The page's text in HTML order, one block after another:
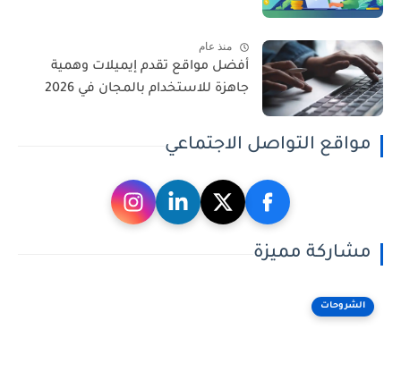
منذ عام
أفضل مواقع تقدم إيميلات وهمية
جاهزة للاستخدام بالمجان في 2026
مواقع التواصل الاجتماعي
مشاركة مميزة
الشروحات